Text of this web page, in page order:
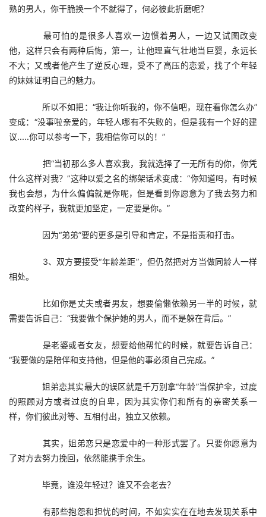
熟的男人，你干脆换一个不就得了，何必彼此折磨呢？
最可怕的是很多人喜欢一边惯着男人，一边又试图改变
他，这样只会有两种后悔，第一，让他理直气壮地当巨婴，永远长
不大；又或者他产生了逆反心理，受不了高压的恋爱，找了个年轻
的妹妹证明自己的魅力。
所以不如把：“我让你听我的，你不信吧，现在看你怎么办”
变成：“没事啦亲爱的，年轻人哪有不失败的，但是我有一个好的建
议.....你可以参考一下，我相信你可以的！”
把“当初那么多人喜欢我，我就选择了一无所有的你，你凭
什么这样对我？”这种以爱之名的绑架话术变成：“你知道吗，有时候
我也会想，为什么偏偏就是你呢，但是看到你愿意为了我去努力和
改变的样子，我就更加坚定，一定要是你。”
因为“弟弟”要的更多是引导和肯定，不是指责和打击。
3、双方要接受“年龄差距”，但仍然把对方当做同龄人一样
相处。
比如你是丈夫或者男友，想要偷懒依赖另一半的时候，就
需要告诉自己：“我要做个保护她的男人，而不是躲在背后。”
是老婆或者女友，想要给他帮忙的时候，就要告诉自己：
“我要做的是陪伴和支持他，但是他的事必须自己完成。”
姐弟恋其实最大的误区就是千万别拿“年龄”当保护伞，过度
的照顾对方或者过度的自卑，因为其实你们和所有的亲密关系一
样，你们彼此对等、互相付出，独立又依赖。
其实，姐弟恋只是恋爱中的一种形式罢了。只要你愿意为
了对方去努力挽回，依然能携手余生。
毕竟，谁没年轻过？谁又不会老去？
有那些抱怨和担忧的时间，不如实实在在地去发现关系中